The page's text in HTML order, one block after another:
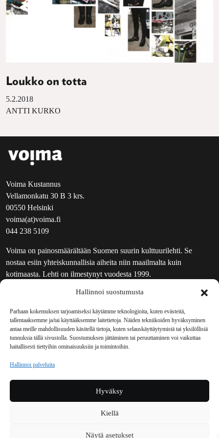
Hallinnoi suostumusta
Parhaan kokemuksen tarjoamiseksi käytämme teknologioita, kuten evästeitä,
tallentaaksemme ja/tai käyttääksemme laitetietoja. Näiden tekniikoiden hyväksyminen
antaa meille mahdollisuuden käsitellä tietoja, kuten selauskäyttäytymistä tai yksilöllisiä
tunnuksia tällä sivustolla. Suostumuksen jättäminen tai peruuttaminen voi vaikuttaa
haitallisesti tiettyihin ominaisuuksiin ja toimintoihin.
Hallinnoi palveluita
Hyväksy
Kiellä
Näytä asetukset
Loukko on totta
5.2.2018
ANTTI KURKO
Voima Kustannus
Vellamonkatu 30 B 3 krs.
00550 Helsinki
voima(at)voima.fi
044 238 5109
Voima on painosmäärältään Suomen suurin kulttuurilehti. Se
nostaa esiin yhteiskunnallisia aiheita niin maailmalta kuin
kotimaasta. Lehti on ilmestynyt vuodesta 1999.
UUTISKIRJE
MAINOSTAJILLE
VASTAMAINOKSET
JAKELUPAIKAT
REKISTERISELOSTE
TILAUKSEN PERUUTUSPYYNTÖ
TILAUSOHJEET JA -EHDOT